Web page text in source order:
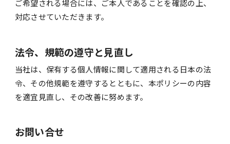
ご希望される場合には、ご本人であることを確認の上、
対応させていただきます。
法令、規範の遵守と見直し
当社は、保有する個人情報に関して適用される日本の法
令、その他規範を遵守するとともに、本ポリシーの内容
を適宜見直し、その改善に努めます。
お問い合せ